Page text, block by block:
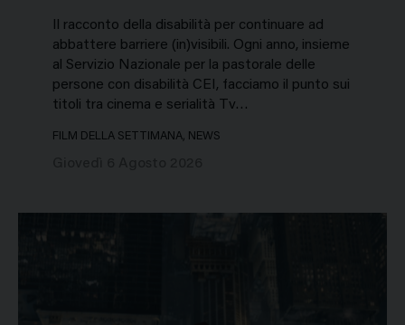
Il racconto della disabilità per continuare ad
abbattere barriere (in)visibili. Ogni anno, insieme
al Servizio Nazionale per la pastorale delle
persone con disabilità CEI, facciamo il punto sui
titoli tra cinema e serialità Tv…
FILM DELLA SETTIMANA, NEWS